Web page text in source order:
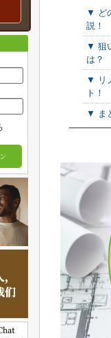
▼ ど
説！
▼ 狙
は？
▼ リ
ト！
▼ ま